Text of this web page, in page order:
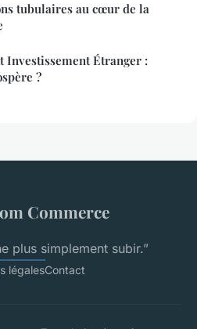
tubulaires au cœur de la
Investissement Étranger :
?
Commerce
plus simplement subir.”
légalesContact